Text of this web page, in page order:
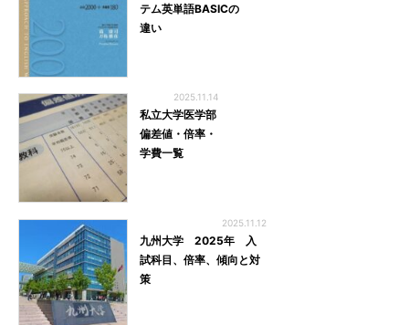
テム英単語BASICの
違い
2025.11.14
私立大学医学部
偏差値・倍率・
学費一覧
2025.11.12
九州大学 2025年 入
試科目、倍率、傾向と対
策